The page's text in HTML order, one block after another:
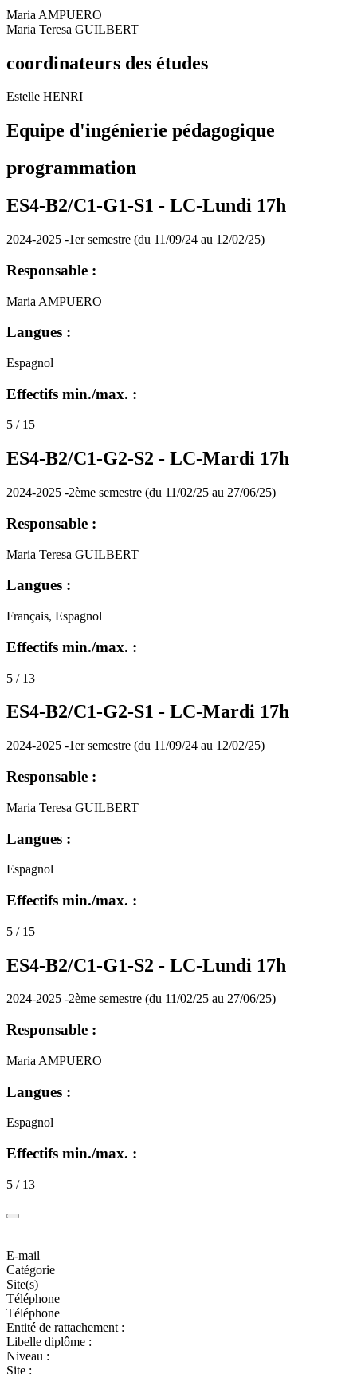
Maria AMPUERO
Maria Teresa GUILBERT
coordinateurs des études
Estelle HENRI
Equipe d'ingénierie pédagogique
programmation
ES4-B2/C1-G1-S1 - LC-Lundi 17h
2024-2025 -1er semestre (du 11/09/24 au 12/02/25)
Responsable :
Maria AMPUERO
Langues :
Espagnol
Effectifs min./max. :
5 / 15
ES4-B2/C1-G2-S2 - LC-Mardi 17h
2024-2025 -2ème semestre (du 11/02/25 au 27/06/25)
Responsable :
Maria Teresa GUILBERT
Langues :
Français, Espagnol
Effectifs min./max. :
5 / 13
ES4-B2/C1-G2-S1 - LC-Mardi 17h
2024-2025 -1er semestre (du 11/09/24 au 12/02/25)
Responsable :
Maria Teresa GUILBERT
Langues :
Espagnol
Effectifs min./max. :
5 / 15
ES4-B2/C1-G1-S2 - LC-Lundi 17h
2024-2025 -2ème semestre (du 11/02/25 au 27/06/25)
Responsable :
Maria AMPUERO
Langues :
Espagnol
Effectifs min./max. :
5 / 13
E-mail
Catégorie
Site(s)
Téléphone
Téléphone
Entité de rattachement :
Libelle diplôme :
Niveau :
Site :